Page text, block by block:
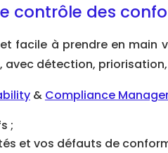
contrôle des
facile à prendre en main
avec détection,
& Compliance
;
et vos défauts de